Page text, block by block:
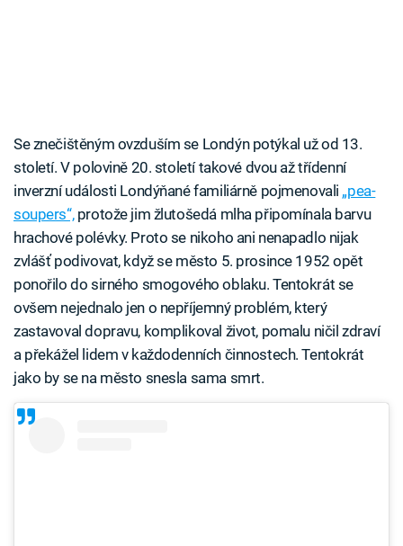
Se znečištěným ovzduším se Londýn potýkal už od 13.
století. V polovině 20. století takové dvou až třídenní
inverzní události Londýňané familiárně pojmenovali „pea-
soupers“,protože jim žlutošedá mlha připomínala barvu
hrachové polévky. Proto se nikoho ani nenapadlo nijak
zvlášť podivovat, když se město 5. prosince 1952 opět
ponořilo do sirného smogového oblaku. Tentokrát se
ovšem nejednalo jen o nepříjemný problém, který
zastavoval dopravu, komplikoval život, pomalu ničil zdraví
a překážel lidem v každodenních činnostech. Tentokrát
jako by se na město snesla sama smrt.